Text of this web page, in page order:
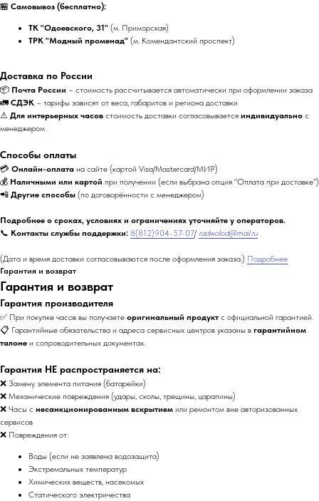
🏪 Самовывоз (бесплатно):
ТК "Одоевского, 31" (м. Приморская)
ТРК "Модный променад" (м. Комендантский проспект)
Доставка по России
📦 Почта России – стоимость рассчитывается автоматически при оформлении заказа
🚛 СДЭК – тарифы зависят от веса, габаритов и региона доставки
⚠ Для интерьерных часов стоимость доставки согласовывается индивидуально с
менеджером.
Способы оплаты
💳 Онлайн-оплата на сайте (картой Visa/Mastercard/МИР)
💰 Наличными или картой при получении (если выбрана опция "Оплата при доставке")
📲 Другие способы (по договорённости с менеджером)
Подробнее о сроках, условиях и ограничениях уточняйте у операторов.
📞 Контакты службы поддержки: 8(812)904-57-07/ radwolod@mail.ru
(Дата и время доставки согласовываются после оформления заказа.) Подробнее
Гарантия и возврат
Гарантия и возврат
Гарантия производителя
✅ При покупке часов вы получаете оригинальный продукт с официальной гарантией.
📋 Гарантийные обязательства и адреса сервисных центров указаны в гарантийном
талоне и сопроводительных документах.
Гарантия НЕ распространяется на:
❌ Замену элемента питания (батарейки)
❌ Механические повреждения (удары, сколы, трещины, царапины)
❌ Часы с несанкционированным вскрытием или ремонтом вне авторизованных
сервисов
❌ Повреждения от:
Воды (если не заявлена водозащита)
Экстремальных температур
Химических веществ, насекомых
Статического электричества